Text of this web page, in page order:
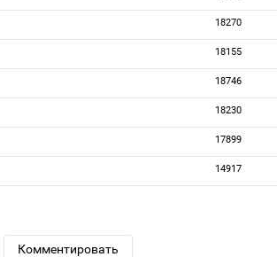
18270
18155
18746
18230
17899
14917
Комментировать